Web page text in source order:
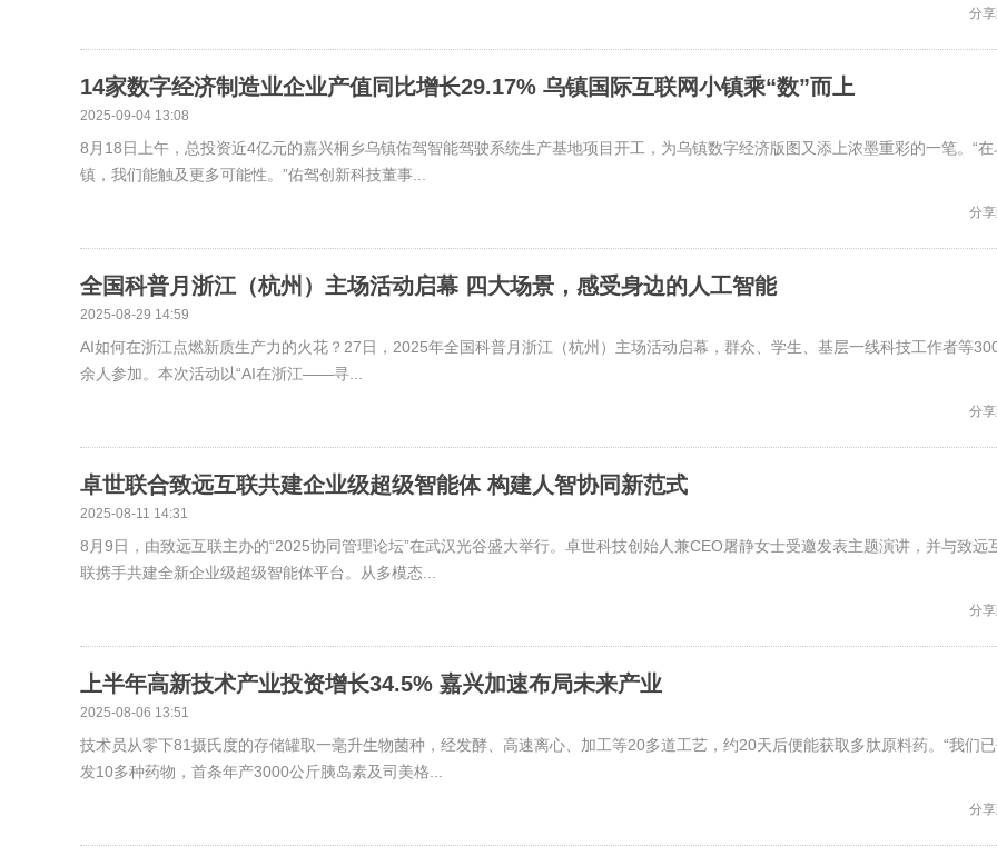
分享
14家数字经济制造业企业产值同比增长29.17% 乌镇国际互联网小镇乘“数”而上
2025-09-04 13:08
8月18日上午，总投资近4亿元的嘉兴桐乡乌镇佑驾智能驾驶系统生产基地项目开工，为乌镇数字经济版图又添上浓墨重彩的一笔。“在
镇，我们能触及更多可能性。”佑驾创新科技董事...
分享
全国科普月浙江（杭州）主场活动启幕 四大场景，感受身边的人工智能
2025-08-29 14:59
AI如何在浙江点燃新质生产力的火花？27日，2025年全国科普月浙江（杭州）主场活动启幕，群众、学生、基层一线科技工作者等
余人参加。本次活动以“AI在浙江——寻...
分享
卓世联合致远互联共建企业级超级智能体 构建人智协同新范式
2025-08-11 14:31
8月9日，由致远互联主办的“2025协同管理论坛”在武汉光谷盛大举行。卓世科技创始人兼CEO屠静女士受邀发表主题演讲，并与致远
联携手共建全新企业级超级智能体平台。从多模态...
分享
上半年高新技术产业投资增长34.5% 嘉兴加速布局未来产业
2025-08-06 13:51
技术员从零下81摄氏度的存储罐取一毫升生物菌种，经发酵、高速离心、加工等20多道工艺，约20天后便能获取多肽原料药。“我们
发10多种药物，首条年产3000公斤胰岛素及司美格...
分享